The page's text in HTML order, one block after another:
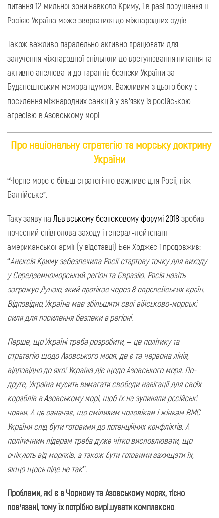
питання 12-мильної зони навколо Криму, і в разі порушення її
Росією Україна може звертатися до міжнародних судів.
Також важливо паралельно активно працювати для
залучення міжнародної спільноти до врегулювання питання та
активно апелювати до гарантів безпеки України за
Будапештським меморандумом. Важливим з цього боку є
посилення міжнародних санкцій у зв’язку із російською
агресією в Азовському морі.
Про національну стратегію та морську доктрину
України
“Чорне море є більш стратегічно важливе для Росії, ніж
Балтійське”.
Таку заяву на Львівському безпековому форумі 2018зробив
почесний співголова заходу і генерал-лейтенант
американської армії (у відставці) Бен Ходжес і продовжив:
“Анексія Криму забезпечила Росії стартову точку для виходу
у Середземноморський регіон та Євразію. Росія навіть
загрожує Дунаю, який протікає через 8 європейських країн.
Відповідно, Україна має збільшити свої військово-морські
сили для посилення безпеки в регіоні.
Перше, що Україні треба розробити, – це політику та
стратегію щодо Азовського моря, де є та червона лінія,
відповідно до якої Україна діє щодо Азовського моря. По-
друге, Україна мусить вимагати свободи навігації для своїх
кораблів в Азовському морі, щоб їх не зупиняли російські
човни. А це означає, що сміливим чоловікам і жінкам ВМС
України слід бути готовими до потенційних конфліктів. А
політичним лідерам треба дуже чітко висловлювати, що
очікують від моряків, а також бути готовими захищати їх,
якщо щось піде не так”.
Проблеми, які є в Чорному та Азовському морях, тісно
пов’язані, тому їх потрібно вирішувати комплексно.